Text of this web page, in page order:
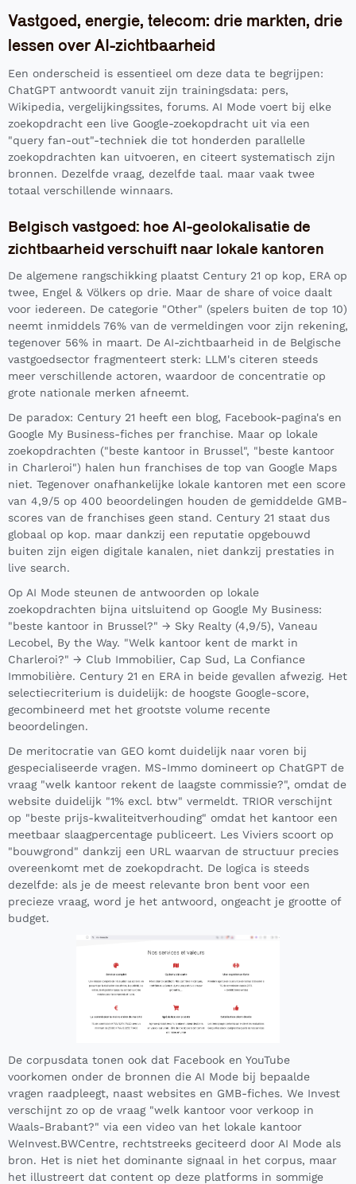
Vastgoed, energie, telecom: drie markten, drie
lessen over AI-zichtbaarheid
Een onderscheid is essentieel om deze data te begrijpen:
ChatGPT antwoordt vanuit zijn trainingsdata: pers,
Wikipedia, vergelijkingssites, forums. AI Mode voert bij elke
zoekopdracht een live Google-zoekopdracht uit via een
"query fan-out"-techniek die tot honderden parallelle
zoekopdrachten kan uitvoeren, en citeert systematisch zijn
bronnen. Dezelfde vraag, dezelfde taal. maar vaak twee
totaal verschillende winnaars.
Belgisch vastgoed: hoe AI-geolokalisatie de
zichtbaarheid verschuift naar lokale kantoren
De algemene rangschikking plaatst Century 21 op kop, ERA op
twee, Engel & Völkers op drie. Maar de share of voice daalt
voor iedereen. De categorie "Other" (spelers buiten de top 10)
neemt inmiddels 76% van de vermeldingen voor zijn rekening,
tegenover 56% in maart. De AI-zichtbaarheid in de Belgische
vastgoedsector fragmenteert sterk: LLM's citeren steeds
meer verschillende actoren, waardoor de concentratie op
grote nationale merken afneemt.
De paradox: Century 21 heeft een blog, Facebook-pagina's en
Google My Business-fiches per franchise. Maar op lokale
zoekopdrachten ("beste kantoor in Brussel", "beste kantoor
in Charleroi") halen hun franchises de top van Google Maps
niet. Tegenover onafhankelijke lokale kantoren met een score
van 4,9/5 op 400 beoordelingen houden de gemiddelde GMB-
scores van de franchises geen stand. Century 21 staat dus
globaal op kop. maar dankzij een reputatie opgebouwd
buiten zijn eigen digitale kanalen, niet dankzij prestaties in
live search.
Op AI Mode steunen de antwoorden op lokale
zoekopdrachten bijna uitsluitend op Google My Business:
"beste kantoor in Brussel?" → Sky Realty (4,9/5), Vaneau
Lecobel, By the Way. "Welk kantoor kent de markt in
Charleroi?" → Club Immobilier, Cap Sud, La Confiance
Immobilière. Century 21 en ERA in beide gevallen afwezig. Het
selectiecriterium is duidelijk: de hoogste Google-score,
gecombineerd met het grootste volume recente
beoordelingen.
De meritocratie van GEO komt duidelijk naar voren bij
gespecialiseerde vragen. MS-Immo domineert op ChatGPT de
vraag "welk kantoor rekent de laagste commissie?", omdat de
website duidelijk "1% excl. btw" vermeldt. TRIOR verschijnt
op "beste prijs-kwaliteitverhouding" omdat het kantoor een
meetbaar slaagpercentage publiceert. Les Viviers scoort op
"bouwgrond" dankzij een URL waarvan de structuur precies
overeenkomt met de zoekopdracht. De logica is steeds
dezelfde: als je de meest relevante bron bent voor een
precieze vraag, word je het antwoord, ongeacht je grootte of
budget.
De corpusdata tonen ook dat Facebook en YouTube
voorkomen onder de bronnen die AI Mode bij bepaalde
vragen raadpleegt, naast websites en GMB-fiches. We Invest
verschijnt zo op de vraag "welk kantoor voor verkoop in
Waals-Brabant?" via een video van het lokale kantoor
WeInvest.BWCentre, rechtstreeks geciteerd door AI Mode als
bron. Het is niet het dominante signaal in het corpus, maar
het illustreert dat content op deze platforms in sommige